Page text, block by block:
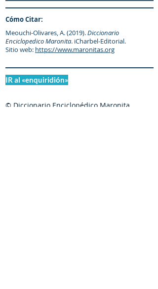
Cómo Citar:
Meouchi-Olivares, A. (2019).Diccionario
Enciclopedico Maronita. iCharbel-Editorial.
Sitio web: https://www.maronitas.org
IR al «enquiridión»
© Diccionario Enciclopédico Maronita